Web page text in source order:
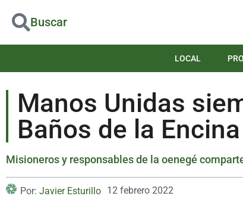
Buscar
LOCAL
Manos Unidas
Baños de la Encina
Misioneros y responsables de la oenegé
Por: Javier Esturillo 12 febrero 2022